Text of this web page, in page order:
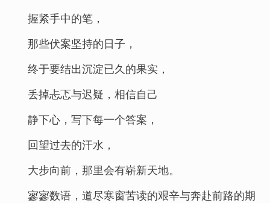
握紧手中的笔，
那些伏案坚持的日子，
终于要结出沉淀已久的果实，
丢掉忐忑与迟疑，相信自己
静下心，写下每一个答案，
回望过去的汗水，
大步向前，那里会有崭新天地。
寥寥数语，道尽寒窗苦读的艰辛与奔赴前路的期